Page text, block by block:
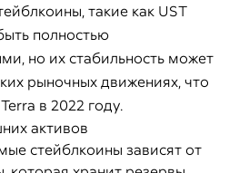
такие как UST
полностью
но их стабильность может
рыночных движениях, что
в 2022 году.
активов
стейблкоины зависят от